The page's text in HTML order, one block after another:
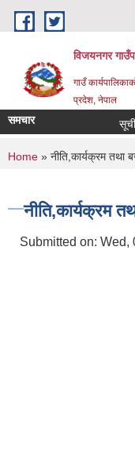
Skip to main content
विजयनगर
गाउँ
प्रदेश, नेपाल
समचार सूची
You are
Home » नीति,कार्यक्रम
नीति,कार्यक्रम
Submitted on: Wed,